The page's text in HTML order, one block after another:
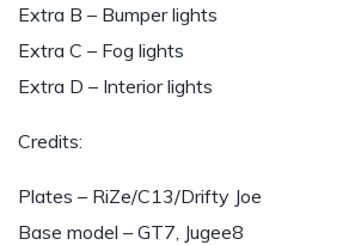
Extra B – Bumper lights
Extra C – Fog lights
Extra D – Interior lights
Credits:
Plates – RiZe/C13/Drifty Joe
Base model – GT7, Jugee8